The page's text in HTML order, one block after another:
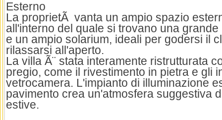
Esterno
La proprietÃ vanta un ampio spazio
all'interno del quale si trovano una
e un ampio solarium, ideali per godersi il
rilassarsi all'aperto.
La villa Ã¨ stata interamente ristrutturata
pregio, come il rivestimento in pietra e gli
vetrocamera. L'impianto di illuminazione
pavimento crea un'atmosfera suggestiva
estive.